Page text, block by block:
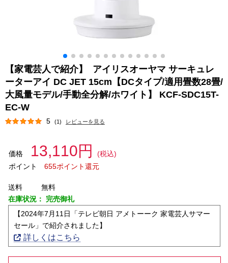
【家電芸人で紹介】 アイリスオーヤマ サーキュレ
ーターアイ DC JET 15cm【DCタイプ/適用畳数28畳/
大風量モデル/手動全分解/ホワイト】 KCF-SDC15T-
EC-W
5 (1) レビューを見る
価格 13,110円
(税込)
ポイント
655ポイント還元
送料
無料
在庫状況： 完売御礼
【2024年7月11日「テレビ朝日 アメトーーク 家電芸人サマー
セール」で紹介されました】
詳しくはこちら